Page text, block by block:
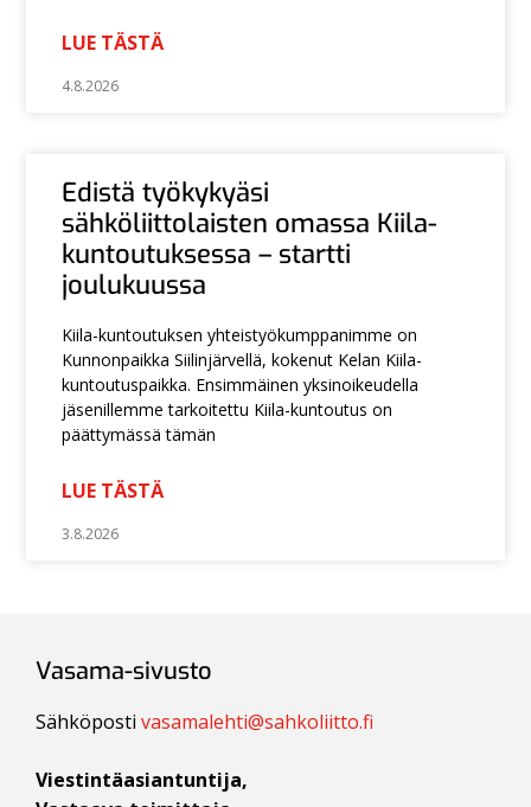
LUE TÄSTÄ
4.8.2026
Edistä työkykyäsi
sähköliittolaisten omassa Kiila-
kuntoutuksessa – startti
joulukuussa
Kiila-kuntoutuksen yhteistyökumppanimme on
Kunnonpaikka Siilinjärvellä, kokenut Kelan Kiila-
kuntoutuspaikka. Ensimmäinen yksinoikeudella
jäsenillemme tarkoitettu Kiila-kuntoutus on
päättymässä tämän
LUE TÄSTÄ
3.8.2026
Vasama-sivusto
Sähköpostivasamalehti@sahkoliitto.fi
Viestintäasiantuntija,